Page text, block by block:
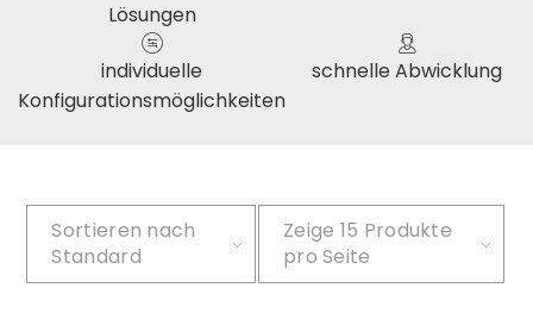
Lösungen
individuelle
Konfigurationsmöglichkeiten
schnelle Abwicklung
Sortieren nach
Standard
Zeige 15 Produkte
pro Seite